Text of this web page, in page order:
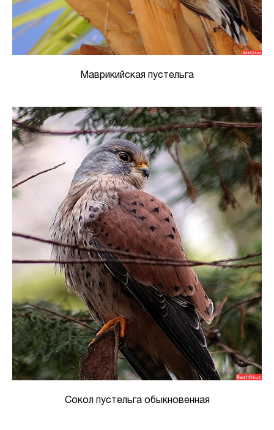
Маврикийская пустельга
Сокол пустельга обыкновенная